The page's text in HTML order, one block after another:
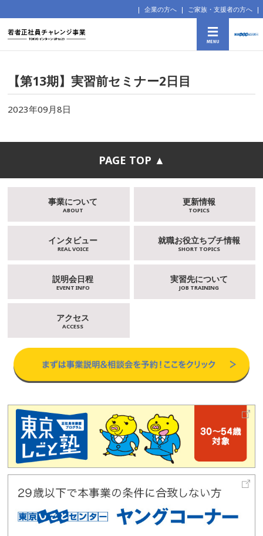
企業の方へ ご家族・支援者の方へ
【第13期】実習前セミナー2日目
2023年09月8日
PAGE TOP ▲
事業について
ABOUT
更新情報
TOPICS
インタビュー
REAL VOICE
就職お役立ちプチ情報
SHORT TOPICS
説明会日程
EVENT INFO
実習先について
JOB TRAINING
アクセス
ACCESS